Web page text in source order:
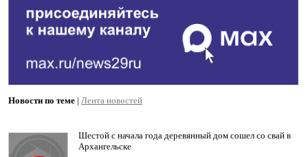
Новости по теме | Лента новостей
Шестой с начала года деревянный дом сошел со свай в
Архангельске